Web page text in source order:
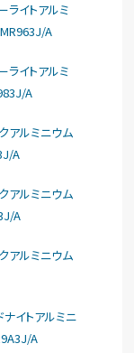
イトアルミ
A
イトアルミ
A
アルミニウム
A
アルミニウム
A
アルミニウム
イトアルミニ
A